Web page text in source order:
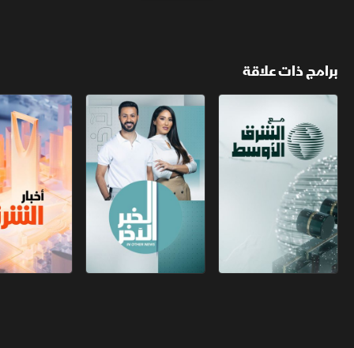
برامج ذات علاقة
مع الشرق الأوسط الخبر الآخر أخبار الشرق